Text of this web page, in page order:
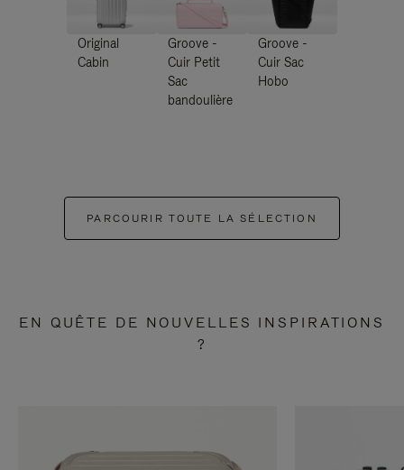
Original
Cabin
Groove -
Cuir Petit
Sac
bandoulière
Groove -
Cuir Sac
Hobo
PARCOURIR TOUTE LA SÉLECTION
EN QUÊTE DE NOUVELLES INSPIRATIONS
?